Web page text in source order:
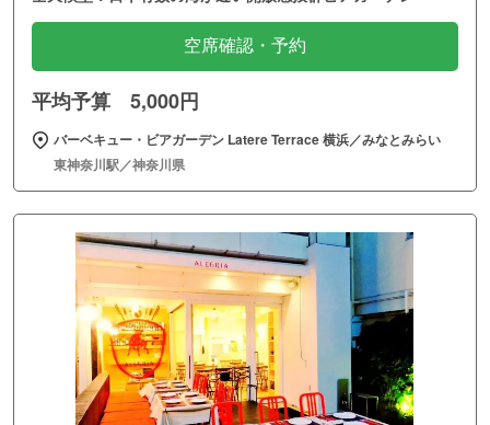
空席確認・予約
平均予算 5,000円
バーベキュー・ビアガーデン Latere Terrace 横浜／みなとみらい
東神奈川駅／神奈川県